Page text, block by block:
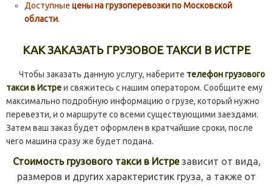
Доступные цены на грузоперевозки по Московской
области.
КАК ЗАКАЗАТЬ ГРУЗОВОЕ ТАКСИ В ИСТРЕ
Чтобы заказать данную услугу, наберите телефон грузового
такси в Истреи свяжитесь с нашим оператором. Сообщите ему
максимально подробную информацию о грузе, который нужно
перевезти, и о маршруте со всеми существующими заездами.
Затем ваш заказ будет оформлен в кратчайшие сроки, после
чего машина сразу же будет подана.
Стоимость грузового такси в Истре зависит от вида,
размеров и других характеристик груза, а также от